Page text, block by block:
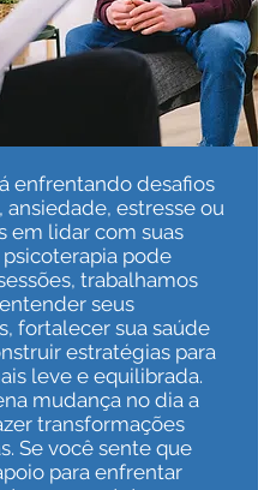
enfrentando desafios
ansiedade, estresse ou
em lidar com suas
pode
trabalhamos
seus
fortalecer sua saúde
estratégias para
leve e equilibrada.
mudança no dia a
transformações
Se você sente que
para enfrentar